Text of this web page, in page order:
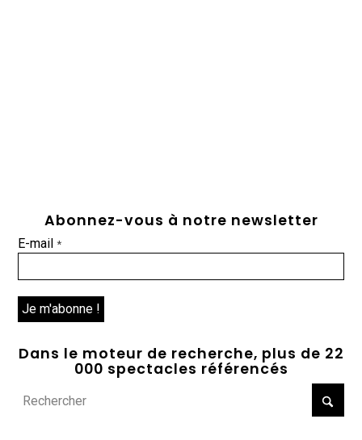
Abonnez-vous à notre newsletter
E-mail*
Dans le moteur de recherche, plus de 22
000 spectacles référencés